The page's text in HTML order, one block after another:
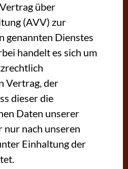
über
(AVV) zur
genannten Dienstes
handelt es sich um
Vertrag, der
dieser die
Daten unserer
nur nach unseren
Einhaltung der